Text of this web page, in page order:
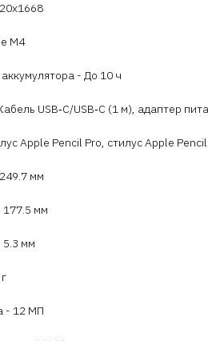
M4
- До 10 ч
USB‑C/USB‑C (1 м), адаптер
Apple Pencil Pro, стилус Apple Pencil
мм
мм
5.3 мм
- 12 МП